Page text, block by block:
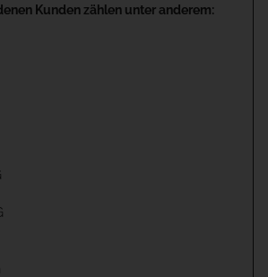
Kunden zählen unter anderem: